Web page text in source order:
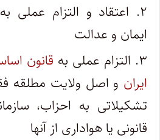
۲. اعتقاد و التزام عملی
ایمان و عدالت
۳. التزام عملی به
قانون
ایران و اصل ولایت مطلقه
تشکیلاتی به احزاب،
قانونی یا هواداری از آنها